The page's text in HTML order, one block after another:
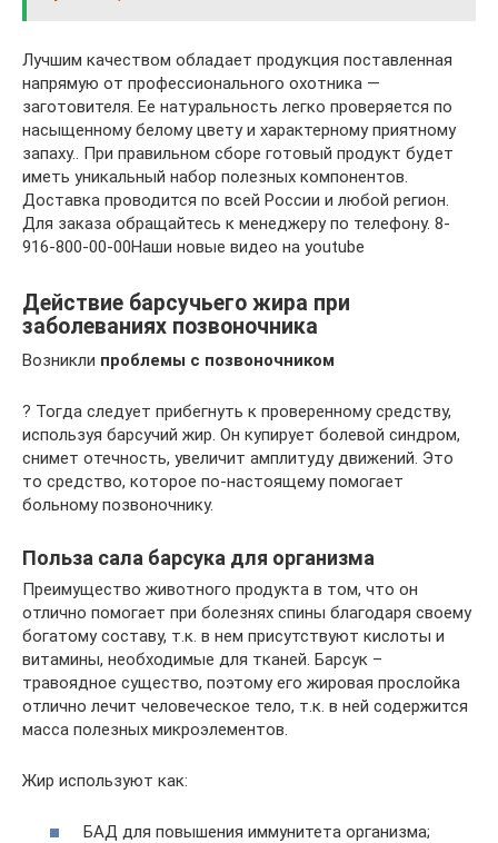
Лучшим качеством обладает продукция поставленная
напрямую от профессионального охотника —
заготовителя. Ее натуральность легко проверяется по
насыщенному белому цвету и характерному приятному
запаху.. При правильном сборе готовый продукт будет
иметь уникальный набор полезных компонентов.
Доставка проводится по всей России и любой регион.
Для заказа обращайтесь к менеджеру по телефону. 8-
916-800-00-00Наши новые видео на youtube
Действие барсучьего жира при
заболеваниях позвоночника
Возникли проблемы с позвоночником
? Тогда следует прибегнуть к проверенному средству,
используя барсучий жир. Он купирует болевой синдром,
снимет отечность, увеличит амплитуду движений. Это
то средство, которое по-настоящему помогает
больному позвоночнику.
Польза сала барсука для организма
Преимущество животного продукта в том, что он
отлично помогает при болезнях спины благодаря своему
богатому составу, т.к. в нем присутствуют кислоты и
витамины, необходимые для тканей. Барсук –
травоядное существо, поэтому его жировая прослойка
отлично лечит человеческое тело, т.к. в ней содержится
масса полезных микроэлементов.
Жир используют как:
БАД для повышения иммунитета организма;